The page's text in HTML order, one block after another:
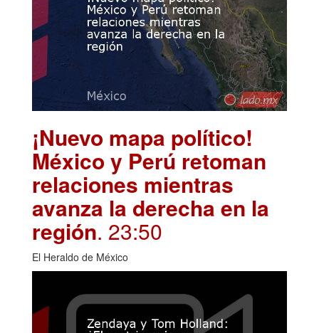
¡Nuevo mapa político!
México y Perú retoman
relaciones mientras
avanza la derecha en la
región. 23:50
El Heraldo de México